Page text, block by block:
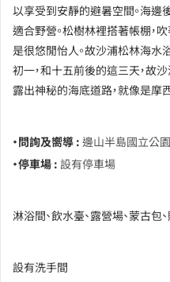
以享受到安靜的避暑空間。海邊
適合野營。松樹林裡搭著帳棚，
是很悠閒怡人。故沙浦松林海水
初一，和十五前後的這三天，故
露出神秘的海底道路，就像是摩
・問詢及嚮導 : 邊山半島國立公
・停車場 : 設有停車場
淋浴間、飲水臺、露營場、蒙古包
設有洗手間